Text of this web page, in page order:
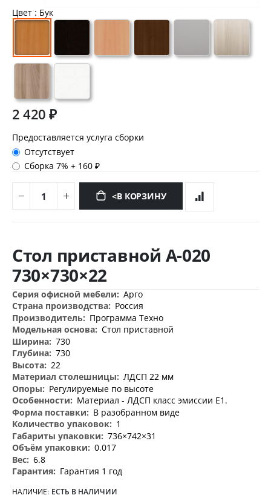
Цвет : Бук
2 420 ₽
Предоставляется услуга сборки
Отсутствует
Сборка 7%+ 160 ₽
<В КОРЗИНУ
началу
изображений
Стол приставной А-020
730×730×22
Дополнительная
информация
Арго
Россия
Программа Техно
Стол приставной
730
730
22
ЛДСП 22 мм
Регулируемые по высоте
Материал - ЛДСП класс эмиссии Е1.
В разобранном виде
1
736×742×31
0.017
6.8
Гарантия 1 год
НАЛИЧИЕ: ЕСТЬ В НАЛИЧИИ